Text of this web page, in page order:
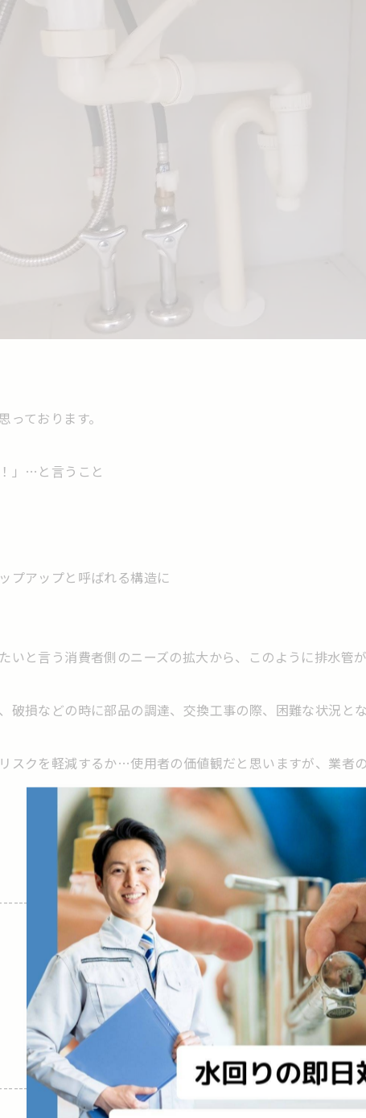
ております。
」…と言うこと
プアップと呼ばれる構造に
いと言う消費者側のニーズの拡大から、このように排水管
破損などの時に部品の調達、交換工事の際、困難な状況とな
スクを軽減するか…使用者の価値観だと思いますが、業者